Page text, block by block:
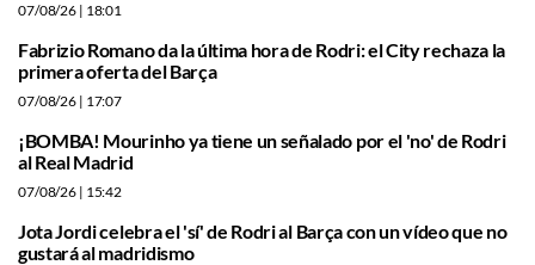
07/08/26 | 18:01
Fabrizio Romano da la última hora de Rodri: el City rechaza la
primera oferta del Barça
07/08/26 | 17:07
¡BOMBA! Mourinho ya tiene un señalado por el 'no' de Rodri
al Real Madrid
07/08/26 | 15:42
Jota Jordi celebra el 'sí' de Rodri al Barça con un vídeo que no
gustará al madridismo